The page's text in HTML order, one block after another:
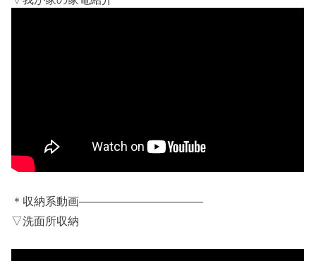
＊収納系動画———————————
▽洗面所収納